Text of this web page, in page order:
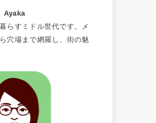
Ayaka
らすミドル世代です。メ
穴場まで網羅し、街の魅